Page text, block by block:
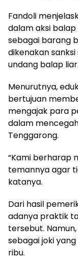
Fandoli
dalam aksi
sebagai barang
dikenakan
undang balap liar.
Menurutnya,
bertujuan
mengajak para
dalam
Tenggarong.
“Kami berharap
temannya agar
katanya.
Dari hasil
adanya praktik
tersebut.
sebagai joki
ribu.